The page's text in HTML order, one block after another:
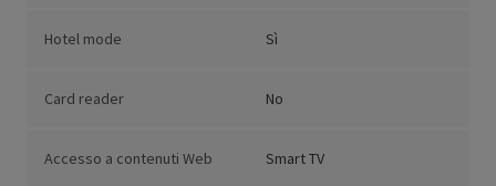
Hotel mode Sì
Card reader No
Accesso a contenuti Web Smart TV